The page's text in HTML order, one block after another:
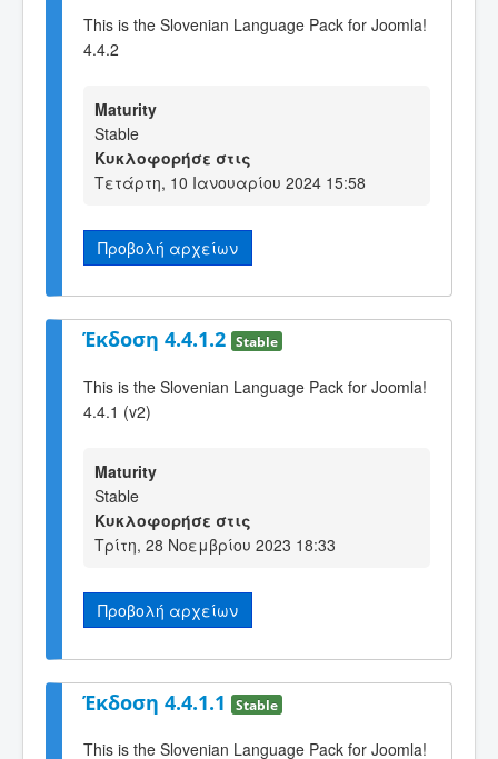
This is the Slovenian Language Pack for Joomla!
4.4.2
Maturity
Stable
Κυκλοφορήσε στις
Τετάρτη, 10 Ιανουαρίου 2024 15:58
Προβολή αρχείων
Έκδοση 4.4.1.2 Stable
This is the Slovenian Language Pack for Joomla!
4.4.1 (v2)
Maturity
Stable
Κυκλοφορήσε στις
Τρίτη, 28 Νοεμβρίου 2023 18:33
Προβολή αρχείων
Έκδοση 4.4.1.1 Stable
This is the Slovenian Language Pack for Joomla!